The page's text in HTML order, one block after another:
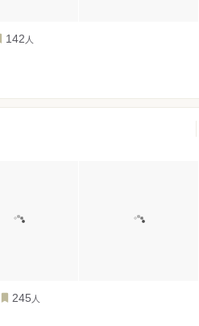
142 人
245 人